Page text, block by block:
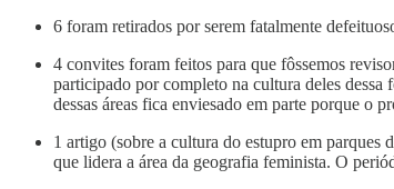
6 foram retirados por serem fatalmente
4 convites foram feitos para que fôssemos
participado por completo na cultura deles
dessas áreas fica enviesado em parte porque o
1 artigo (sobre a cultura do estupro em parques
que lidera a área da geografia feminista. O